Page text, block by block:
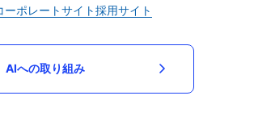
ーポレートサイト採用サイト
AIへの取り組み